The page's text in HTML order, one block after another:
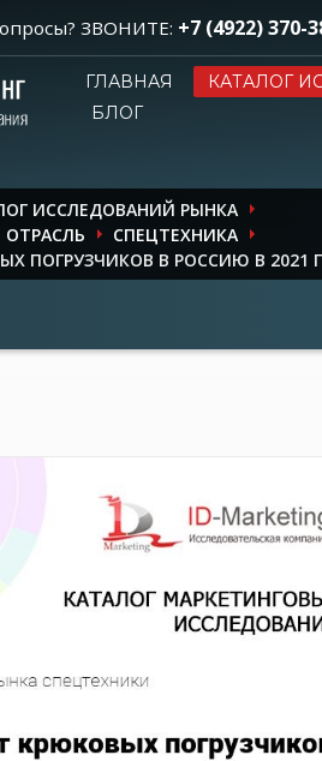
ЗВОНИТЕ: +7 (4922) 370-
ГЛАВНАЯ КАТАЛОГ
БЛОГ
ИССЛЕДОВАНИЙ РЫНКА
СПЕЦТЕХНИКА
ПОГРУЗЧИКОВ В РОССИЮ В 2021